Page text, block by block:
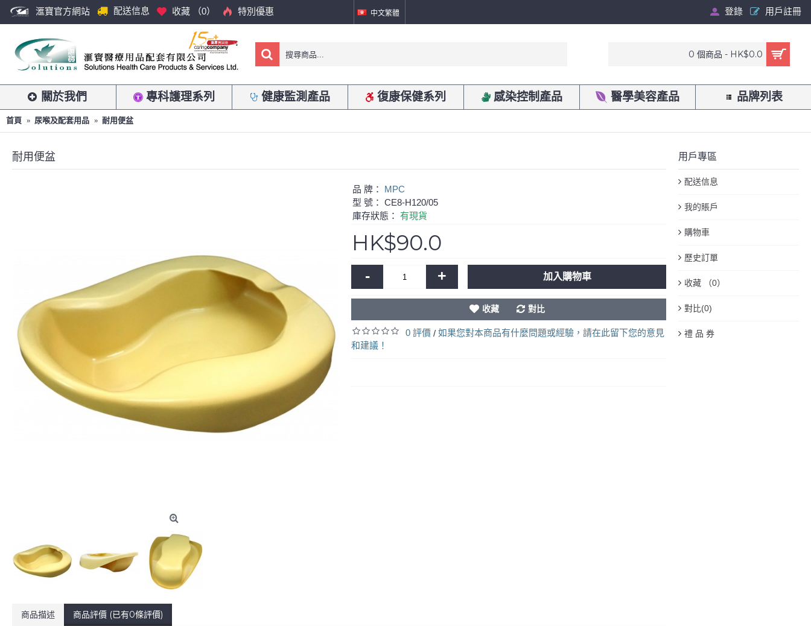
滙寶官方網站 配送信息 收藏 （0） 特別優惠 中文繁體 登錄 用戶註冊
0 個商品 - HK$0.0
關於我們 專科護理系列 健康監測產品 復康保健系列 感染控制產品 醫學美容產品 品牌列表
首頁 尿喉及配套用品 耐用便盆
用戶專區
配送信息
我的賬戶
購物車
歷史訂單
收藏 （0）
對比(0)
禮 品 券
耐用便盆
品 牌： MPC
型 號： CE8-H120/05
庫存狀態： 有現貨
HK$90.0
- + 加入購物車
收藏 對比
0 評價 / 如果您對本商品有什麼問題或經驗，請在此留下您的意見
和建議！
商品描述 商品評價 (已有0條評價)